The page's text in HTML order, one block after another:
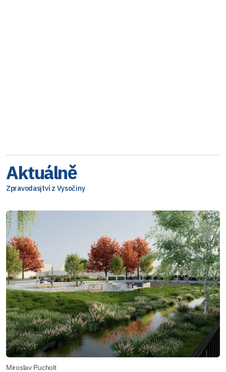
Aktuálně
Zpravodasjtví z Vysočiny
Miroslav Pucholt